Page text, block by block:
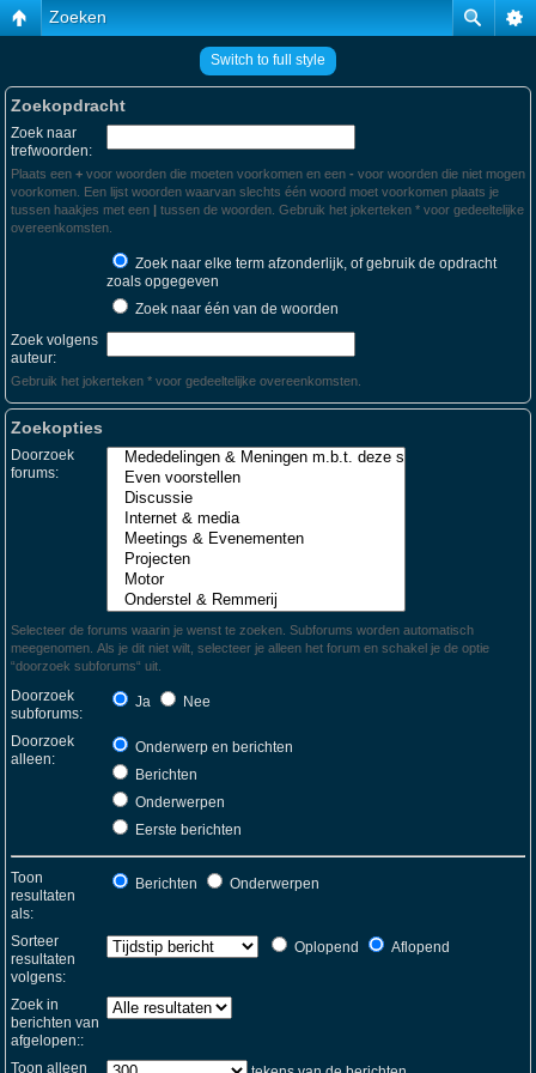
Zoeken
Switch to full style
Zoekopdracht
Zoek naar
trefwoorden:
Plaats een + voor woorden die moeten voorkomen en een - voor woorden die niet mogen
voorkomen. Een lijst woorden waarvan slechts één woord moet voorkomen plaats je
tussen haakjes met een | tussen de woorden. Gebruik het jokerteken * voor gedeeltelijke
overeenkomsten.
Zoek naar elke term afzonderlijk, of gebruik de opdracht
zoals opgegeven
Zoek naar één van de woorden
Zoek volgens
auteur:
Gebruik het jokerteken * voor gedeeltelijke overeenkomsten.
Zoekopties
Doorzoek
forums:
Selecteer de forums waarin je wenst te zoeken. Subforums worden automatisch
meegenomen. Als je dit niet wilt, selecteer je alleen het forum en schakel je de optie
“doorzoek subforums“ uit.
Doorzoek
subforums:
Ja Nee
Doorzoek
alleen:
Onderwerp en berichten
Berichten
Onderwerpen
Eerste berichten
Toon
resultaten
als:
Berichten Onderwerpen
Sorteer
resultaten
volgens:
Oplopend Aflopend
Zoek in
berichten van
afgelopen::
Toon alleen